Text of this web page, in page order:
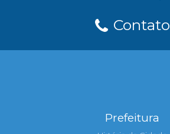
Contato
Prefeitura